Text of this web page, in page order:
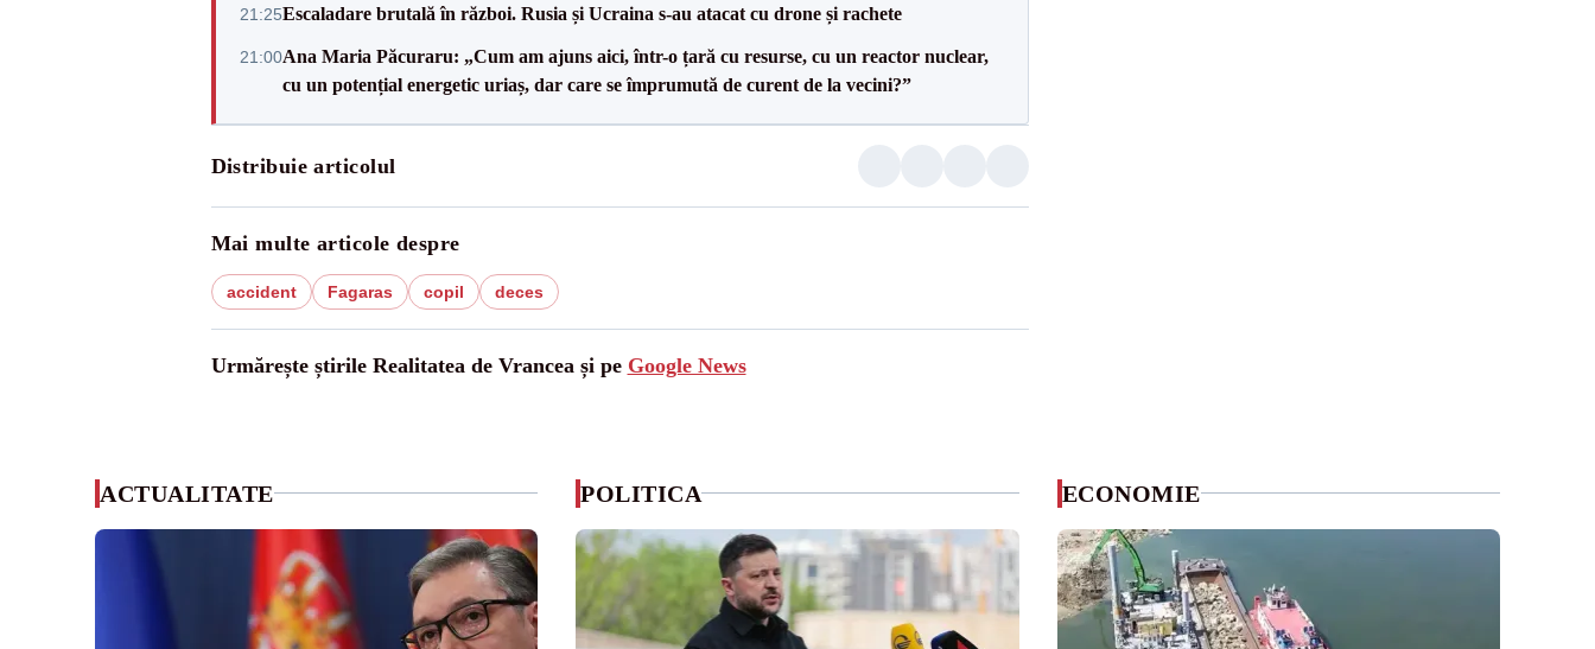
21:25Escaladare brutală în război. Rusia și Ucraina s-au atacat cu drone și rachete
21:00Ana Maria Păcuraru: „Cum am ajuns aici, într-o țară cu resurse, cu un reactor nuclear,
cu un potențial energetic uriaș, dar care se împrumută de curent de la vecini?”
Distribuie articolul
Mai multe articole despre
accident Fagaras copil deces
Urmărește știrile Realitatea de Vrancea și pe Google News
ACTUALITATE POLITICA ECONOMIE